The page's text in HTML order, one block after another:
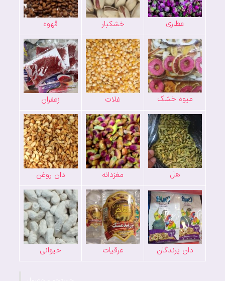
عطاری خشکبار قهوه
میوه خشک غلات زعفران
هل مغزدانه دان روغن
دان پرندگان عرقیات حیوانی